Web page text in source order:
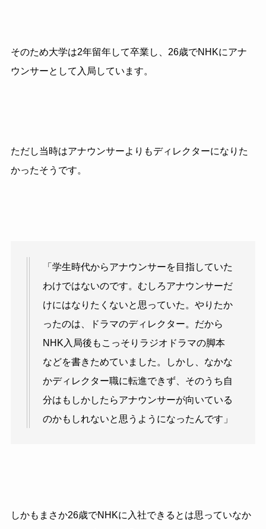
そのため大学は2年留年して卒業し、 26歳でNHKにアナ
ウンサーとして入局しています。
ただし当時はアナウンサーよりもディレクターになりた
かったそうです。
「学生時代からアナウンサーを目指していた
わけではないのです。むしろアナウンサーだ
けにはなりたくないと思っていた。やりたか
ったのは、ドラマのディレクター。だから
NHK入局後もこっそりラジオドラマの脚本
などを書きためていました。しかし、なかな
かディレクター職に転進できず、そのうち自
分はもしかしたらアナウンサーが向いている
のかもしれないと思うようになったんです」
しかもまさか26歳でNHKに入社できるとは思っていなか